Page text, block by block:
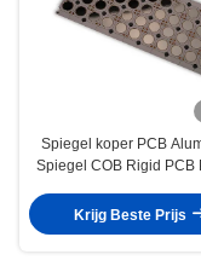
Spiegel koper PCB
Spiegel COB Rigid PCB
Krijg Beste Prijs